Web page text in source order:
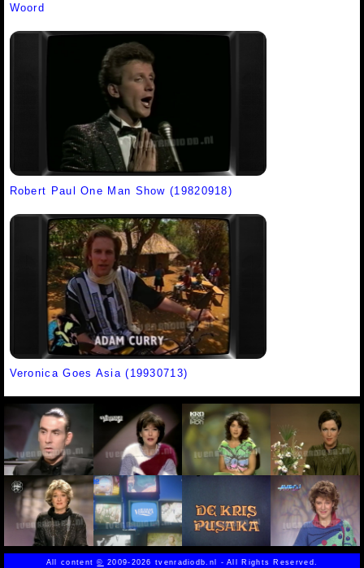
Woord
Robert Paul One Man Show (19820918)
Veronica Goes Asia (19930713)
All content© 2009-2026 tvenradiodb.nl - All Rights Reserved.